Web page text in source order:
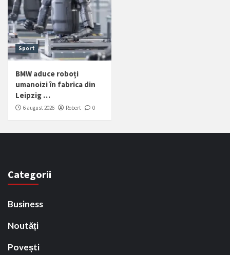
Sport
BMW aduce roboți
umanoizi în fabrica din
Leipzig …
6 august 2026 Robert 0
Categorii
Business
Noutăți
Povești